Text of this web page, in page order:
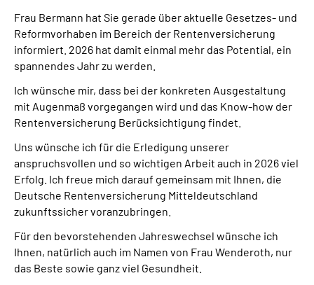
Frau Bermann hat Sie gerade über aktuelle Gesetzes- und
Reformvorhaben im Bereich der Rentenversicherung
informiert. 2026 hat damit einmal mehr das Potential, ein
spannendes Jahr zu werden.
Ich wünsche mir, dass bei der konkreten Ausgestaltung
mit Augenmaß vorgegangen wird und das Know-how der
Rentenversicherung Berücksichtigung findet.
Uns wünsche ich für die Erledigung unserer
anspruchsvollen und so wichtigen Arbeit auch in 2026 viel
Erfolg. Ich freue mich darauf gemeinsam mit Ihnen, die
Deutsche Rentenversicherung Mitteldeutschland
zukunftssicher voranzubringen.
Für den bevorstehenden Jahreswechsel wünsche ich
Ihnen, natürlich auch im Namen von Frau Wenderoth, nur
das Beste sowie ganz viel Gesundheit.